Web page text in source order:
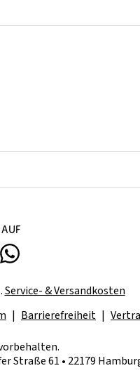
auf
Service- & Versandkosten
Barrierefreiheit
Straße 61 • 22179